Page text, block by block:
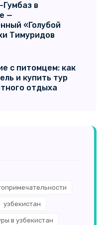
в
—
«Голубой
Тимуридов
с питомцем: как
и купить тур
отдыха
узбекистан
в узбекистан